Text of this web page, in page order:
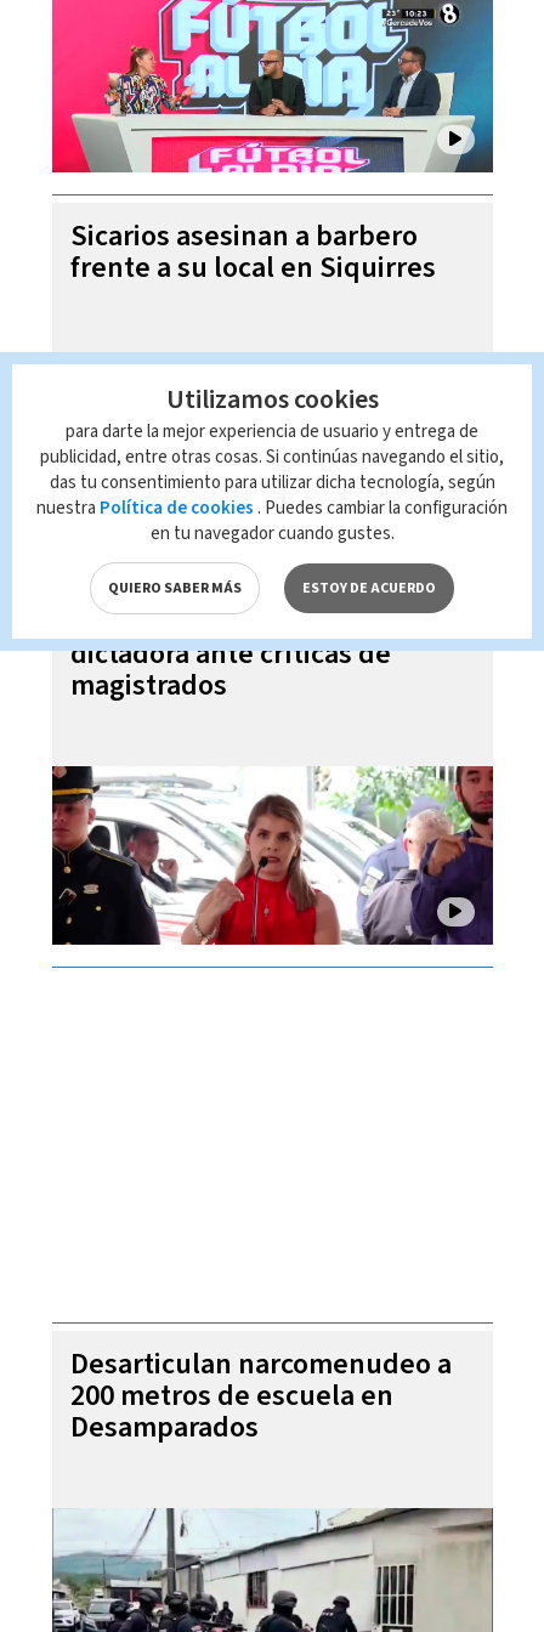
Sicarios asesinan a barbero
frente a su local en Siquirres
Laura Fernández niega ser
dictadora ante críticas de
magistrados
Desarticulan narcomenudeo a
200 metros de escuela en
Desamparados
Utilizamos cookies
para darte la mejor experiencia de usuario y entrega de
publicidad, entre otras cosas. Si continúas navegando el sitio,
das tu consentimiento para utilizar dicha tecnología, según
nuestra Política de cookies . Puedes cambiar la configuración
en tu navegador cuando gustes.
QUIERO SABER MÁS ESTOY DE ACUERDO